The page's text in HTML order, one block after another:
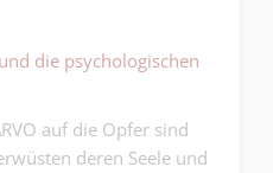
die psychologischen
auf die Opfer sind
deren Seele und